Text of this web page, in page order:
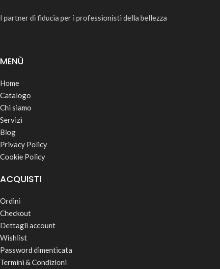
I partner di fiducia per i professionisti della bellezza
MENÙ
Home
Catalogo
Chi siamo
Servizi
Blog
Privacy Policy
Cookie Policy
ACQUISTI
Ordini
Checkout
Dettagli account
Wishlist
Password dimenticata
Termini & Condizioni